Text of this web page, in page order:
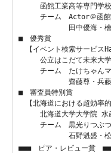
函館工業高等専門学校
チーム　Actor＠函館
田中優海・檜山凛
■　優秀賞
【イベント検索サービス
公立はこだて未来
チーム　たけちゃん
齋藤尊・兵藤允彦・
■　審査員特別賞
【北海道における超効率
北海道大学大学院 水産
チーム　黒光りつぶつ
石野魁盛・松原薫
■■■　ピア・レビュー賞　